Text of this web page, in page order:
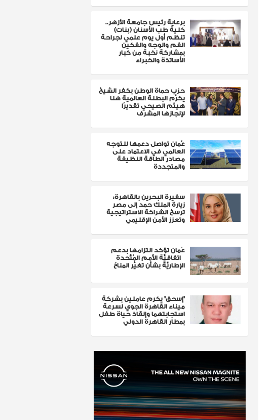
برعاية رئيس جامعة الأزهر..
كلية طب الأسنان (بنات)
تنظم أول يوم علمي لجراحة
الفم والوجه والفكين
بمشاركة نخبة من كبار
الأساتذة والخبراء
حزب حماة الوطن بكفر الشيخ
يكرّم البطلة العالمية هنا
هيثم الصيحي تقديرًا
لإنجازها المشرف
عُمان تواصل دعمها للتوجه
العالمي في الاعتماد على
مصادر الطاقة النظيفة
والمتجددة
سفيرة البحرين بالقاهرة:
زيارة الملك حمد إلى مصر
ترسخ الشراكة الاستراتيجية
وتعزز الأمن الإقليمي
عُمان تؤكد التزامها بدعم
اتفاقيَّة الأُمم المُتَّحدة
الإطاريَّة بشأن تغيُّر المناخ
"إسحق" يكرم عاملين بشركة
ميناء القاهرة الجوي لسرعة
استجابتهما وإنقاذ حياة طفل
بمطار القاهرة الدولي